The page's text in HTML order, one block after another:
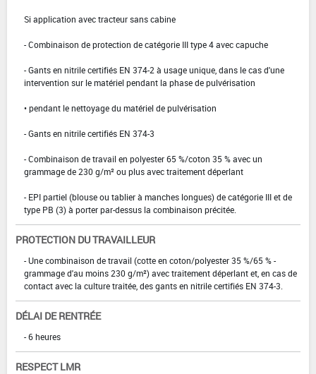
Si application avec tracteur sans cabine
- Combinaison de protection de catégorie III type 4 avec capuche
- Gants en nitrile certifiés EN 374-2 à usage unique, dans le cas d'une
intervention sur le matériel pendant la phase de pulvérisation
• pendant le nettoyage du matériel de pulvérisation
- Gants en nitrile certifiés EN 374-3
- Combinaison de travail en polyester 65 %/coton 35 % avec un
grammage de 230 g/m² ou plus avec traitement déperlant
- EPI partiel (blouse ou tablier à manches longues) de catégorie III et de
type PB (3) à porter par-dessus la combinaison précitée.
PROTECTION DU TRAVAILLEUR
- Une combinaison de travail (cotte en coton/polyester 35 %/65 % -
grammage d'au moins 230 g/m²) avec traitement déperlant et, en cas de
contact avec la culture traitée, des gants en nitrile certifiés EN 374-3.
DÉLAI DE RENTRÉE
- 6 heures
RESPECT LMR